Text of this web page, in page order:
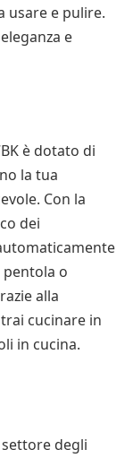
usare e pulire.
e
è dotato di
la tua
Con la
dei
pentola o
alla
cucinare in
in cucina.
degli